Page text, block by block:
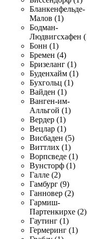
Бланкенфельде-
Малов (1)
Бодман-
Людвигсхафен
Бонн (1)
Бремен (4)
Бризеланг (1)
Буденхайм (1)
Бухгольц (1)
Вайден (1)
Ванген-им-
Алльгой (1)
Вердер (1)
Вецлар (1)
Висбаден (5)
Виттлих (1)
Ворпсведе (1)
Вунсторф (1)
Галле (2)
Гамбург (9)
Ганновер (2)
Гармиш-
Партенкирхе (2)
Гаутинг (1)
Гермеринг (1)